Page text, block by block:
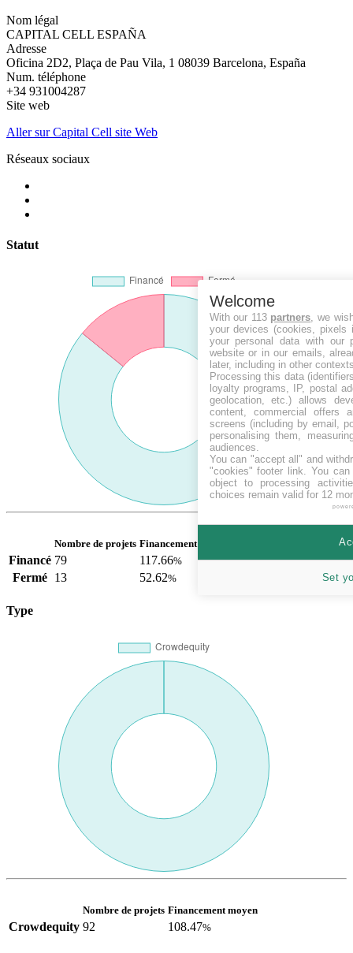
Nom légal
CAPITAL CELL ESPAÑA
Adresse
Oficina 2D2, Plaça de Pau Vila, 1 08039 Barcelona, España
Num. téléphone
+34 931004287
Site web
Aller sur Capital Cell site Web
Réseaux sociaux
Statut
Nombre de projets Financement moyen
Financé 79 117.66%
Fermé 13 52.62%
Type
Nombre de projets Financement moyen
Crowdequity 92 108.47%
Welcome
With our 113 partners, we
your devices (cookies, pixels
your personal data with our
website or in our emails,
later, including in other
Processing this data
loyalty programs, IP, postal
geolocation, etc.) allows
content, commercial offers
screens (including by email,
personalising them,
audiences.
You can "accept all" and
"cookies" footer link. You can
object to processing
choices remain valid for 12
Set